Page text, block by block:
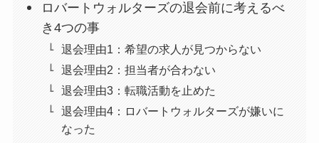
ロバートウォルターズの退会前に考えるべ
き4つの事
退会理由1：希望の求人が見つからない
退会理由2：担当者が合わない
退会理由3：転職活動を止めた
退会理由4：ロバートウォルターズが嫌いに
なった